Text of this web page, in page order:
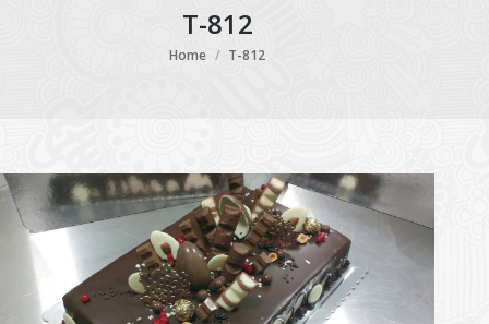
T-812
You are here:
Home T-812